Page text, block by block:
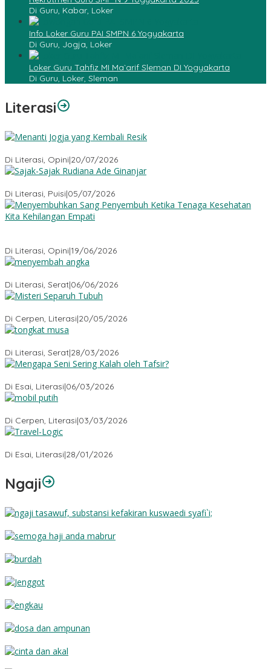
Di Guru, Kabar, Loker
Info Loker Guru PAI SMPN 6 Yogyakarta
Di Guru, Jogja, Loker
Loker Guru Tahfiz MI Ma`arif Sleman DI Yogyakarta
Di Guru, Loker, Sleman
Literasi
Di Literasi, Opini|20/07/2026
Di Literasi, Puisi|05/07/2026
Di Literasi, Opini|19/06/2026
Di Literasi, Serat|06/06/2026
Di Cerpen, Literasi|20/05/2026
Di Literasi, Serat|28/03/2026
Di Esai, Literasi|06/03/2026
Di Cerpen, Literasi|03/03/2026
Di Esai, Literasi|28/01/2026
Ngaji